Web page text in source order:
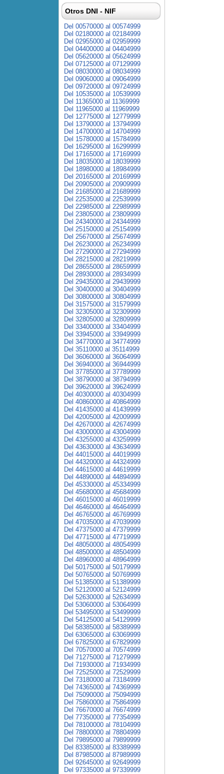
Otros DNI - NIF
Del 00570000 al 00574999
Del 02180000 al 02184999
Del 02955000 al 02959999
Del 04400000 al 04404999
Del 05620000 al 05624999
Del 07125000 al 07129999
Del 08030000 al 08034999
Del 09060000 al 09064999
Del 09720000 al 09724999
Del 10535000 al 10539999
Del 11365000 al 11369999
Del 11965000 al 11969999
Del 12775000 al 12779999
Del 13790000 al 13794999
Del 14700000 al 14704999
Del 15780000 al 15784999
Del 16295000 al 16299999
Del 17165000 al 17169999
Del 18035000 al 18039999
Del 18980000 al 18984999
Del 20165000 al 20169999
Del 20905000 al 20909999
Del 21685000 al 21689999
Del 22535000 al 22539999
Del 22985000 al 22989999
Del 23805000 al 23809999
Del 24340000 al 24344999
Del 25150000 al 25154999
Del 25670000 al 25674999
Del 26230000 al 26234999
Del 27290000 al 27294999
Del 28215000 al 28219999
Del 28655000 al 28659999
Del 28930000 al 28934999
Del 29435000 al 29439999
Del 30400000 al 30404999
Del 30800000 al 30804999
Del 31575000 al 31579999
Del 32305000 al 32309999
Del 32805000 al 32809999
Del 33400000 al 33404999
Del 33945000 al 33949999
Del 34770000 al 34774999
Del 35110000 al 35114999
Del 36060000 al 36064999
Del 36940000 al 36944999
Del 37785000 al 37789999
Del 38790000 al 38794999
Del 39620000 al 39624999
Del 40300000 al 40304999
Del 40860000 al 40864999
Del 41435000 al 41439999
Del 42005000 al 42009999
Del 42670000 al 42674999
Del 43000000 al 43004999
Del 43255000 al 43259999
Del 43630000 al 43634999
Del 44015000 al 44019999
Del 44320000 al 44324999
Del 44615000 al 44619999
Del 44890000 al 44894999
Del 45330000 al 45334999
Del 45680000 al 45684999
Del 46015000 al 46019999
Del 46460000 al 46464999
Del 46765000 al 46769999
Del 47035000 al 47039999
Del 47375000 al 47379999
Del 47715000 al 47719999
Del 48050000 al 48054999
Del 48500000 al 48504999
Del 48960000 al 48964999
Del 50175000 al 50179999
Del 50765000 al 50769999
Del 51385000 al 51389999
Del 52120000 al 52124999
Del 52630000 al 52634999
Del 53060000 al 53064999
Del 53495000 al 53499999
Del 54125000 al 54129999
Del 58385000 al 58389999
Del 63065000 al 63069999
Del 67825000 al 67829999
Del 70570000 al 70574999
Del 71275000 al 71279999
Del 71930000 al 71934999
Del 72525000 al 72529999
Del 73180000 al 73184999
Del 74365000 al 74369999
Del 75090000 al 75094999
Del 75860000 al 75864999
Del 76670000 al 76674999
Del 77350000 al 77354999
Del 78100000 al 78104999
Del 78800000 al 78804999
Del 79895000 al 79899999
Del 83385000 al 83389999
Del 87985000 al 87989999
Del 92645000 al 92649999
Del 97335000 al 97339999